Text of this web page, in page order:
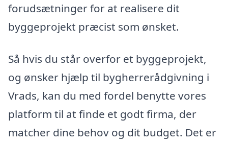
forudsætninger for at realisere dit
byggeprojekt præcist som ønsket.
Så hvis du står overfor et byggeprojekt,
og ønsker hjælp til bygherrerådgivning i
Vrads, kan du med fordel benytte vores
platform til at finde et godt firma, der
matcher dine behov og dit budget. Det er